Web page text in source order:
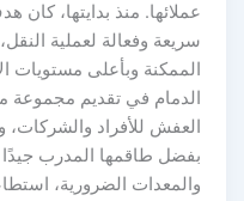
عملائها. منذ بدايتها، كان
سريعة وفعالة لعملية
الممكنة وبأعلى مستويات
الدمام في تقديم مجموعة
العفش للأفراد والشركات،
بفضل طاقمها المدرب جيدًا
والمعدات الضرورية،